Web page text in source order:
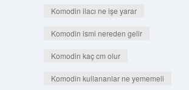
Komodin ilacı ne işe yarar
Komodin ismi nereden gelir
Komodin kaç cm olur
Komodin kullananlar ne yememeli